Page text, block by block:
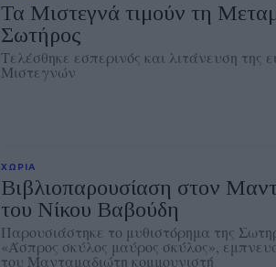
Τα Μιστεγνά τιμούν τη
Σωτήρος
Τελέσθηκε εσπερινός και λιτάνευση της
Μιστεγνών
ΧΩΡΙΑ
Βιβλιοπαρουσίαση στον
του Νίκου Βαβούδη
Παρουσιάστηκε το μυθιστόρημα της
«Άσπρος σκύλος μαύρος σκύλος»,
του Μανταμαδιώτη κομμουνιστή